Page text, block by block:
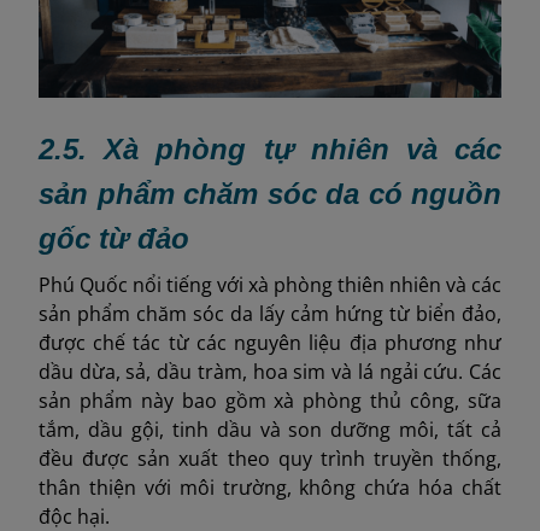
2.5. Xà phòng tự nhiên và các
sản phẩm chăm sóc da có nguồn
gốc từ đảo
Phú Quốc nổi tiếng với xà phòng thiên nhiên và các
sản phẩm chăm sóc da lấy cảm hứng từ biển đảo,
được chế tác từ các nguyên liệu địa phương như
dầu dừa, sả, dầu tràm, hoa sim và lá ngải cứu. Các
sản phẩm này bao gồm xà phòng thủ công, sữa
tắm, dầu gội, tinh dầu và son dưỡng môi, tất cả
đều được sản xuất theo quy trình truyền thống,
thân thiện với môi trường, không chứa hóa chất
độc hại.